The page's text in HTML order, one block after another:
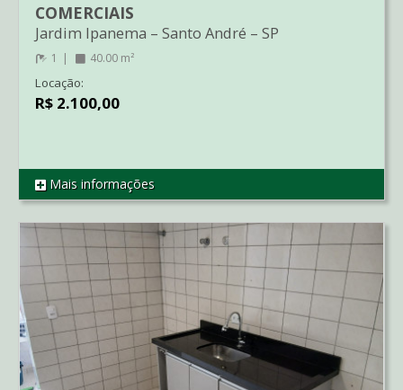
REF CO2873
COMERCIAIS
Jardim Ipanema – Santo André – SP
1 40.00 m²
Locação:
R$ 2.100,00
Mais informações